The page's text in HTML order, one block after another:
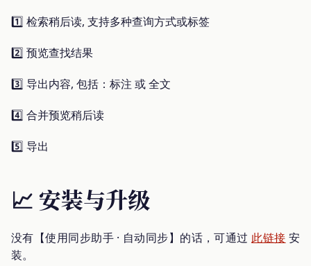
1️⃣ 检索稍后读, 支持多种查询方式或标签
2️⃣ 预览查找结果
3️⃣ 导出内容, 包括：标注 或 全文
4️⃣ 合并预览稍后读
5️⃣ 导出
📈 安装与升级
没有【使用同步助手 · 自动同步】的话，可通过 此链接 安
装。